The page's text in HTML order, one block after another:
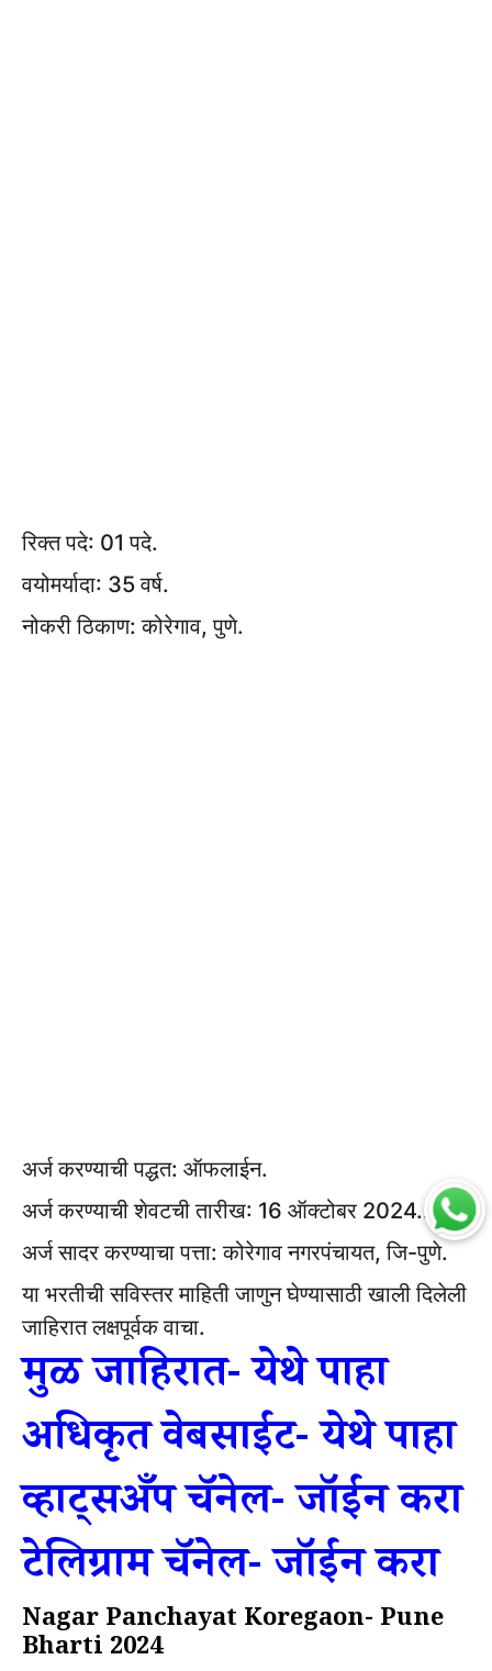
रिक्त पदे: 01 पदे.
वयोमर्यादा: 35 वर्ष.
नोकरी ठिकाण: कोरेगाव, पुणे.
अर्ज करण्याची पद्धत: ऑफलाईन.
अर्ज करण्याची शेवटची तारीख: 16 ऑक्टोबर 2024..
अर्ज सादर करण्याचा पत्ता: कोरेगाव नगरपंचायत, जि-पुणे.
या भरतीची सविस्तर माहिती जाणुन घेण्यासाठी खाली दिलेली
जाहिरात लक्षपूर्वक वाचा.
मुळ जाहिरात- येथे पाहा
अधिकृत वेबसाईट- येथे पाहा
व्हाट्सअँप चॅनेल- जॉईन करा
टेलिग्राम चॅनेल- जॉईन करा
Nagar Panchayat Koregaon- Pune
Bharti 2024